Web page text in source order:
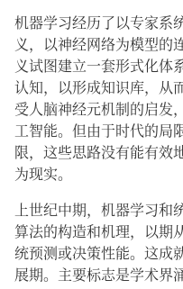
机器学习经历了以专家系
义，以神经网络为模型的
义试图建立一套形式化体
认知，以形成知识库，从
受人脑神经元机制的启发
工智能。但由于时代的局
限，这些思路没有能有效
为现实。
上世纪中期，机器学习和
算法的构造和机理，以期
统预测或决策性能。这成
展期。主要标志是学术界